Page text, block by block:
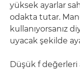
yüksek ayarlar
odakta tutar.
kullanıyorsanız
uyacak şekilde
Düşük f değerleri